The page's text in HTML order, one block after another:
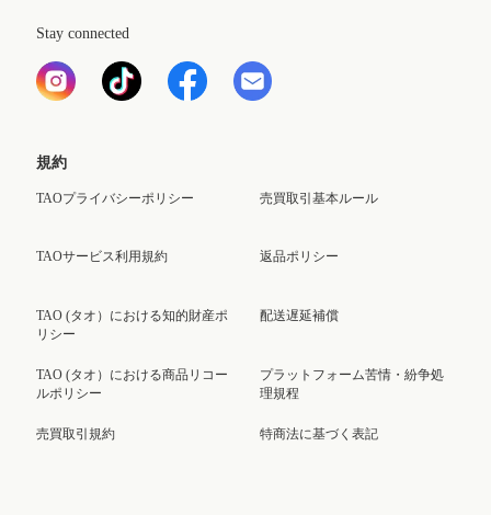
Stay connected
規約
TAOプライバシーポリシー
TAOサービス利用規約
TAO (タオ）における知的財産ポ
リシー
TAO (タオ）における商品リコー
ルポリシー
売買取引規約
売買取引基本ルール
返品ポリシー
配送遅延補償
プラットフォーム苦情・紛争処
理規程
特商法に基づく表記